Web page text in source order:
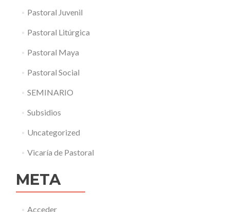
Pastoral Juvenil
Pastoral Litúrgica
Pastoral Maya
Pastoral Social
SEMINARIO
Subsidios
Uncategorized
Vicaría de Pastoral
META
Acceder